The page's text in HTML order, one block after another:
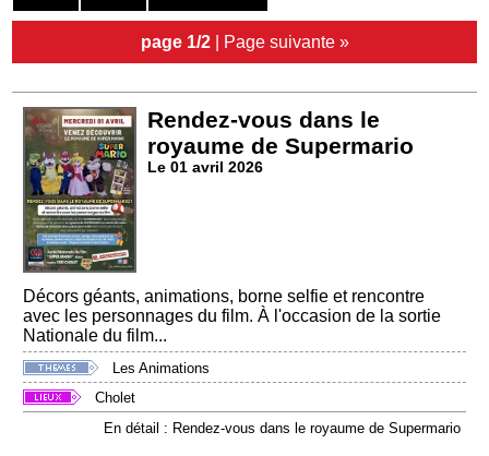
page 1/2| Page suivante »
Rendez-vous dans le
royaume de Supermario
Le 01 avril 2026
Décors géants, animations, borne selfie et rencontre
avec les personnages du film. À l'occasion de la sortie
Nationale du film...
Les Animations
Cholet
En détail : Rendez-vous dans le royaume de Supermario